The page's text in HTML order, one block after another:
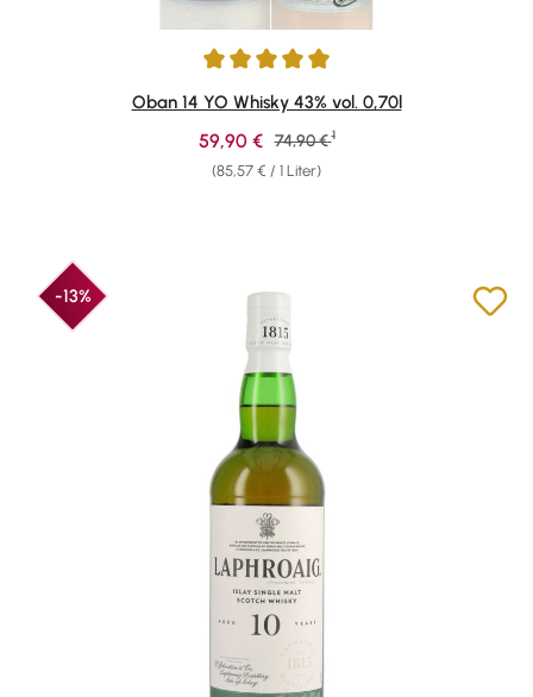
Durchschnittliche Bewertung von 4.88 von 5 Sternen
Oban 14 YO Whisky 43% vol. 0,70l
(85,57 € / 1 Liter)
Verkaufspreis:
59,90 € Regulärer Preis:
74,90 € 1
-13%